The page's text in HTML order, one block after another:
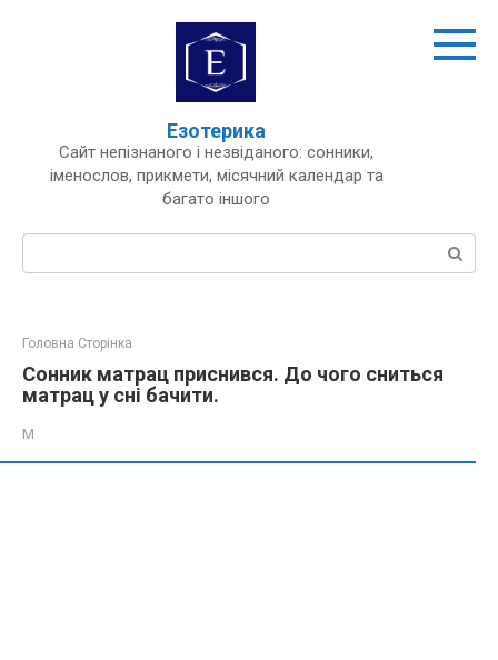
Езотерика
Сайт непізнаного і незвіданого: сонники,
іменослов, прикмети, місячний календар та
багато іншого
Пошук:
Головна Сторінка
Сонник матрац приснився. До чого сниться
матрац у сні бачити.
М